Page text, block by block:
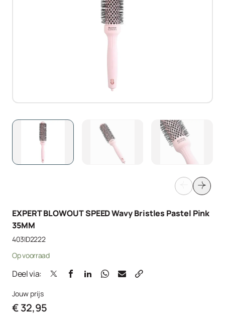
EXPERT BLOWOUT SPEED Wavy Bristles Pastel Pink
35MM
403ID2222
Op voorraad
Deel via:
Jouw prijs
€ 32,95